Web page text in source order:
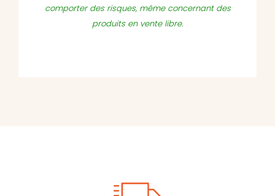
comporter des risques, même concernant des
produits en vente libre.